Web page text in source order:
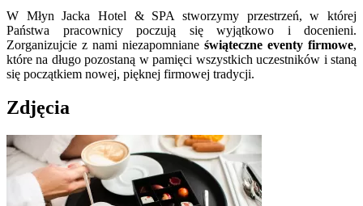
W Młyn Jacka Hotel & SPA stworzymy przestrzeń, w której
Państwa pracownicy poczują się wyjątkowo i docenieni.
Zorganizujcie z nami niezapomniane świąteczne eventy firmowe,
które na długo pozostaną w pamięci wszystkich uczestników i staną
się początkiem nowej, pięknej firmowej tradycji.
Zdjęcia